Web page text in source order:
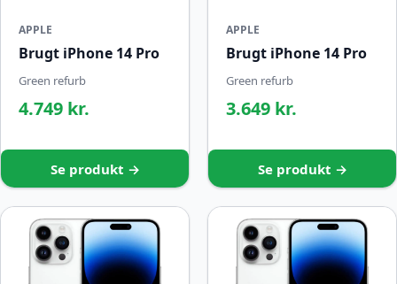
APPLE
Brugt iPhone 14 Pro
Green refurb
4.749 kr.
Se produkt →
APPLE
Brugt iPhone 14 Pro
Green refurb
3.649 kr.
Se produkt →